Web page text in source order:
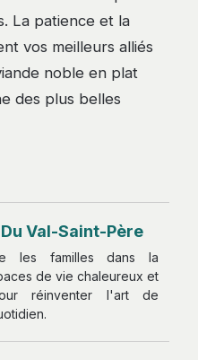
La patience et la
vos meilleurs alliés
noble en plat
des plus belles
Val-Saint-Père
les familles dans la
de vie chaleureux et
réinventer l'art de